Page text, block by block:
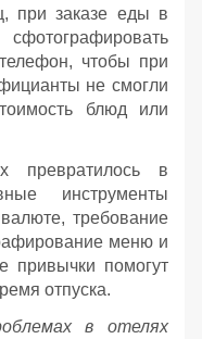
при заказе еды в
сфотографировать
чтобы при
не смогли
блюд или
превратилось в
инструменты
требование
меню и
привычки помогут
отпуска.
в отелях